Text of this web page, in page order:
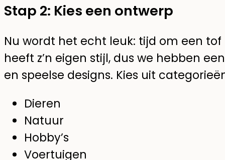
Stap 2: Kies een ontwerp
Nu wordt het echt leuk: tijd om een
heeft z’n eigen stijl, dus we hebben
en speelse designs. Kies uit
Dieren
Natuur
Hobby’s
Voertuigen